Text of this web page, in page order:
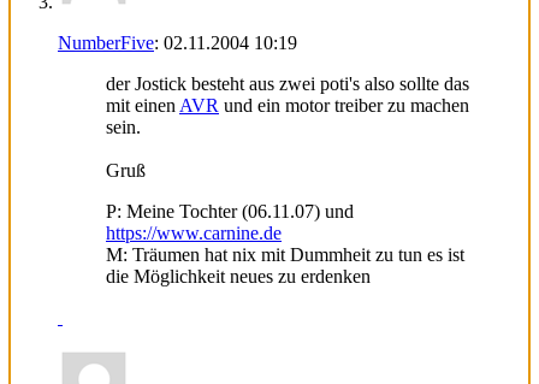
NumberFive: 02.11.2004 10:19
der Jostick besteht aus zwei poti's also sollte das
mit einen AVR und ein motor treiber zu machen
sein.
Gruß
P: Meine Tochter (06.11.07) und
https://www.carnine.de
M: Träumen hat nix mit Dummheit zu tun es ist
die Möglichkeit neues zu erdenken